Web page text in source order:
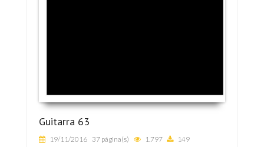
Guitarra 63
19/11/2016 37 página(s) 1.797 149